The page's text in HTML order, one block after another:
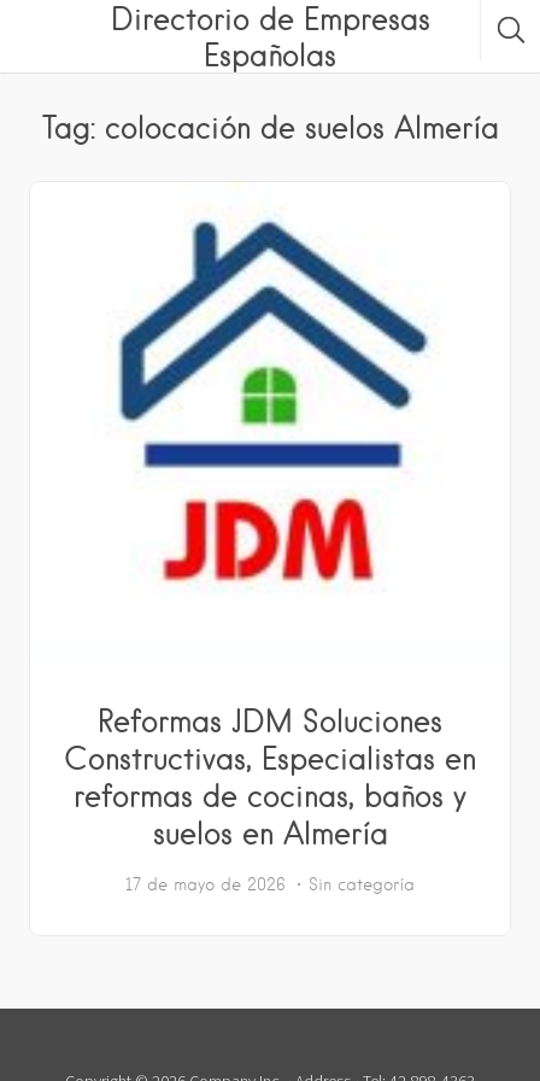
Directorio de Empresas
Españolas
Tag: colocación de suelos Almería
Reformas JDM Soluciones
Constructivas, Especialistas en
reformas de cocinas, baños y
suelos en Almería
17 de mayo de 2026 Sin categoría